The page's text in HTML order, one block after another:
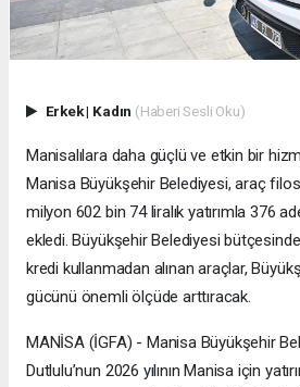
Erkek| Kadın (Haberi Sesli Oku)
Manisalılara daha güçlü ve etkin bir
Manisa Büyükşehir Belediyesi, araç
milyon 602 bin 74 liralık yatırımla 376
ekledi. Büyükşehir Belediyesi
kredi kullanmadan alınan araçlar,
gücünü önemli ölçüde arttıracak.
MANİSA (İGFA) - Manisa Büyükşehir
Dutlulu’nun 2026 yılının Manisa için